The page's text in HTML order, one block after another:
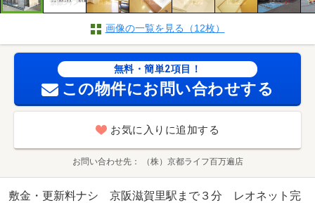
画像の一覧を見る（12枚）
無料・簡単2項目！
この物件にお問い合わせする
お気に入りに追加する
お問い合わせ先 （株）京都ライフ百万遍店
敷金・更新料ナシ 京阪滋賀里駅まで３分 レオネット完